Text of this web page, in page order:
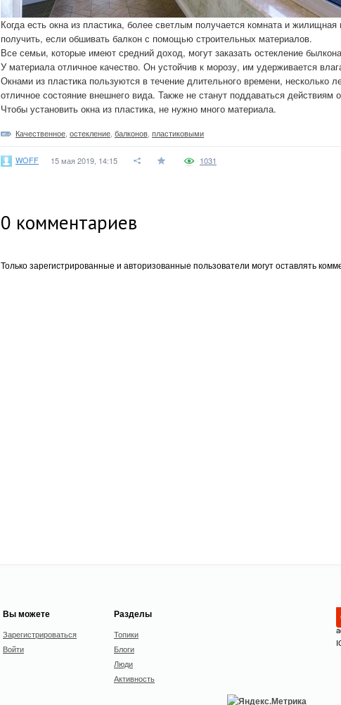
Когда есть окна из пластика, более светлым получается комната и
получить, если обшивать балкон с помощью строительных материалов.
Все семьи, которые имеют средний доход, могут заказать остекление
У материала отличное качество. Он устойчив к морозу, им удерживается
Окнами из пластика пользуются в течение длительного времени, несколько
отличное состояние внешнего вида. Также не станут поддаваться действиям
Чтобы установить окна из пластика, не нужно много материала.
Качественное остекление балконов пластиковыми
WOFF 15 мая 2019, 14:15 1031
0 комментариев
Только зарегистрированные и авторизованные пользователи могут оставлять
Вы можете
Зарегистрироваться
Войти
Разделы
Топики
Блоги
Люди
Активность